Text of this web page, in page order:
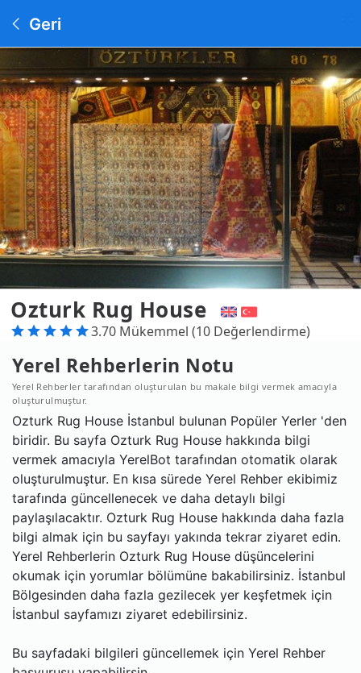
Geri
Ozturk Rug House
3.70 Mükemmel (10 Değerlendirme)
Yerel Rehberlerin Notu
Yerel Rehberler tarafından oluşturulan bu makale bilgi vermek amacıyla
oluşturulmuştur.
Ozturk Rug House İstanbul bulunan Popüler Yerler 'den
biridir. Bu sayfa Ozturk Rug House hakkında bilgi
vermek amacıyla YerelBot tarafından otomatik olarak
oluşturulmuştur. En kısa sürede Yerel Rehber ekibimiz
tarafında güncellenecek ve daha detaylı bilgi
paylaşılacaktır. Ozturk Rug House hakkında daha fazla
bilgi almak için bu sayfayı yakında tekrar ziyaret edin.
Yerel Rehberlerin Ozturk Rug House düşüncelerini
okumak için yorumlar bölümüne bakabilirsiniz. İstanbul
Bölgesinden daha fazla gezilecek yer keşfetmek için
İstanbul sayfamızı ziyaret edebilirsiniz.
Bu sayfadaki bilgileri güncellemek için Yerel Rehber